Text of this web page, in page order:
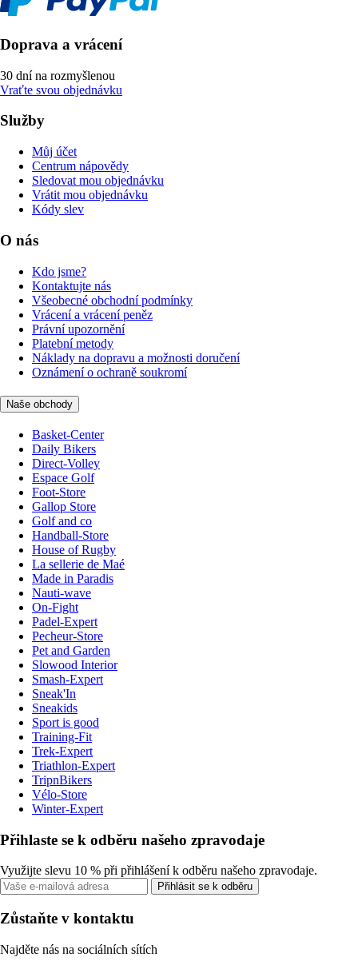
Doprava a vrácení
30 dní na rozmyšlenou
Vraťte svou objednávku
Služby
Můj účet
Centrum nápovědy
Sledovat mou objednávku
Vrátit mou objednávku
Kódy slev
O nás
Kdo jsme?
Kontaktujte nás
Všeobecné obchodní podmínky
Vrácení a vrácení peněz
Právní upozornění
Platební metody
Náklady na dopravu a možnosti doručení
Oznámení o ochraně soukromí
Naše obchody
Basket-Center
Daily Bikers
Direct-Volley
Espace Golf
Foot-Store
Gallop Store
Golf and co
Handball-Store
House of Rugby
La sellerie de Maé
Made in Paradis
Nauti-wave
On-Fight
Padel-Expert
Pecheur-Store
Pet and Garden
Slowood Interior
Smash-Expert
Sneak'In
Sneakids
Sport is good
Training-Fit
Trek-Expert
Triathlon-Expert
TripnBikers
Vélo-Store
Winter-Expert
Přihlaste se k odběru našeho zpravodaje
Využijte slevu 10 % při přihlášení k odběru našeho zpravodaje.
Přihlásit se k odběru
Zůstaňte v kontaktu
Najděte nás na sociálních sítích